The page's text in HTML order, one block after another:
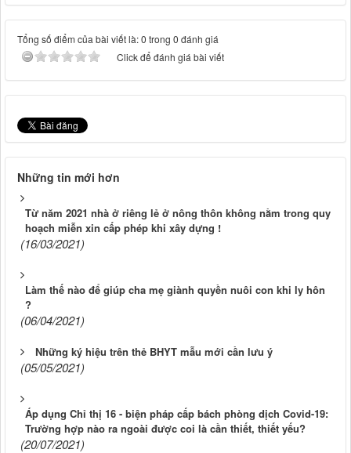
Tổng số điểm của bài viết là: 0 trong 0 đánh giá
Click để đánh giá bài viết
Những tin mới hơn
Từ năm 2021 nhà ở riêng lẻ ở nông thôn không nằm trong quy
hoạch miễn xin cấp phép khi xây dựng !
(16/03/2021)
Làm thế nào để giúp cha mẹ giành quyền nuôi con khi ly hôn
?
(06/04/2021)
Những ký hiệu trên thẻ BHYT mẫu mới cần lưu ý
(05/05/2021)
Áp dụng Chỉ thị 16 - biện pháp cấp bách phòng dịch Covid-19:
Trường hợp nào ra ngoài được coi là cần thiết, thiết yếu?
(20/07/2021)